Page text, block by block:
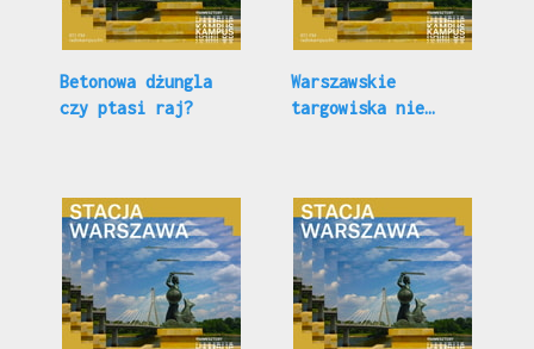
Betonowa dżungla
czy ptasi raj?
Warszawskie
targowiska nie